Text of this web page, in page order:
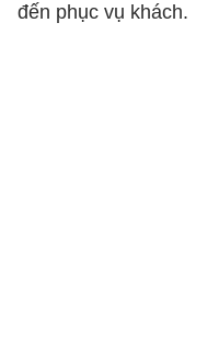
đến phục vụ khách.